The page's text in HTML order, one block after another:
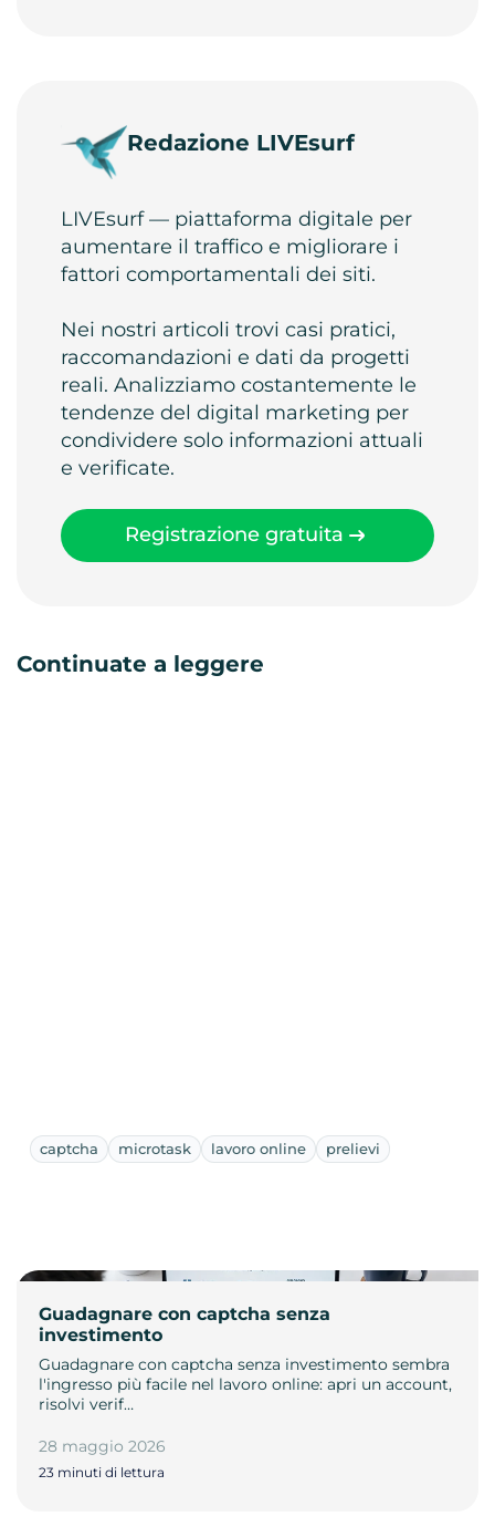
Redazione LIVEsurf
LIVEsurf — piattaforma digitale per
aumentare il traffico e migliorare i
fattori comportamentali dei siti.
Nei nostri articoli trovi casi pratici,
raccomandazioni e dati da progetti
reali. Analizziamo costantemente le
tendenze del digital marketing per
condividere solo informazioni attuali
e verificate.
Registrazione gratuita
Continuate a leggere
captcha microtask lavoro online prelievi
Guadagnare con captcha senza
investimento
Guadagnare con captcha senza investimento sembra
l'ingresso più facile nel lavoro online: apri un account,
risolvi verif…
28 maggio 2026
23 minuti di lettura